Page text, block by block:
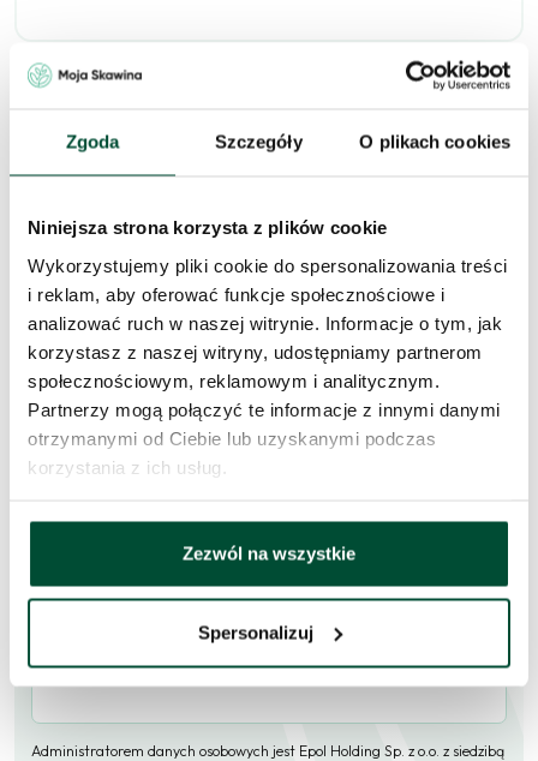
Zgoda Szczegóły O plikach cookies
Niniejsza strona korzysta z plików cookie
Wykorzystujemy pliki cookie do spersonalizowania treści
i reklam, aby oferować funkcje społecznościowe i
analizować ruch w naszej witrynie. Informacje o tym, jak
korzystasz z naszej witryny, udostępniamy partnerom
społecznościowym, reklamowym i analitycznym.
Partnerzy mogą połączyć te informacje z innymi danymi
otrzymanymi od Ciebie lub uzyskanymi podczas
korzystania z ich usług.
Zezwól na wszystkie
Spersonalizuj
Zapytaj o to
mieszkanie
Skorzystaj z formularza i przekaż naszym doradcom prośbę o
kontakt w sprawie tego mieszkania.
Skontaktujemy się w przeciągu 1 dnia roboczego.
Imię i nazwisko
Administratorem danych osobowych jest Epol Holding Sp. z o.o. z siedzibą